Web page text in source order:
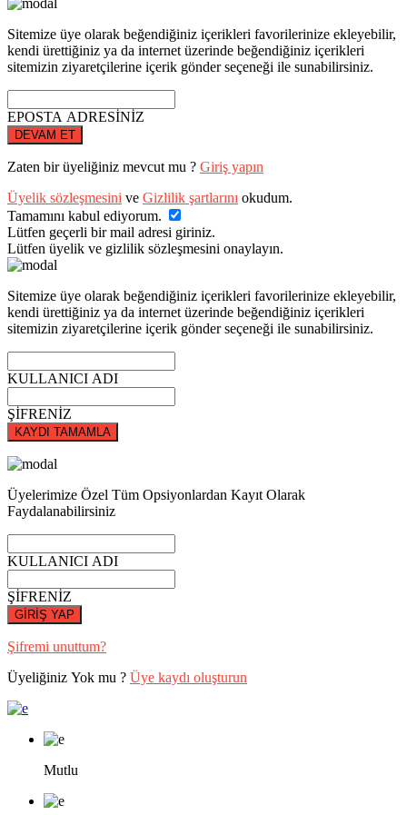
Sitemize üye olarak beğendiğiniz içerikleri favorilerinize ekleyebilir,
kendi ürettiğiniz ya da internet üzerinde beğendiğiniz içerikleri
sitemizin ziyaretçilerine içerik gönder seçeneği ile sunabilirsiniz.
EPOSTA ADRESİNİZ
DEVAM ET
Zaten bir üyeliğiniz mevcut mu ? Giriş yapın
Üyelik sözleşmesini ve Gizlilik şartlarını okudum.
Tamamını kabul ediyorum.
Lütfen geçerli bir mail adresi giriniz.
Lütfen üyelik ve gizlilik sözleşmesini onaylayın.
Sitemize üye olarak beğendiğiniz içerikleri favorilerinize ekleyebilir,
kendi ürettiğiniz ya da internet üzerinde beğendiğiniz içerikleri
sitemizin ziyaretçilerine içerik gönder seçeneği ile sunabilirsiniz.
KULLANICI ADI
ŞİFRENİZ
KAYDI TAMAMLA
Üyelerimize Özel Tüm Opsiyonlardan Kayıt Olarak
Faydalanabilirsiniz
KULLANICI ADI
ŞİFRENİZ
GİRİŞ YAP
Şifremi unuttum?
Üyeliğiniz Yok mu ? Üye kaydı oluşturun
Mutlu